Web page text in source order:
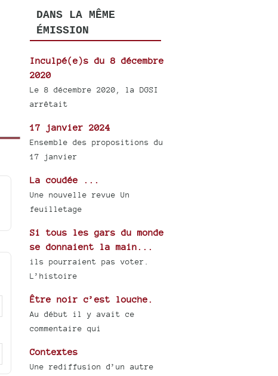
DANS LA MÊME
ÉMISSION
Inculpé(e)s du 8 décembre
2020
Le 8 décembre 2020, la DGSI
arrêtait
17 janvier 2024
Ensemble des propositions du
17 janvier
La coudée ...
Une nouvelle revue Un
feuilletage
Si tous les gars du monde
se donnaient la main...
ils pourraient pas voter.
L’histoire
Être noir c’est louche.
Au début il y avait ce
commentaire qui
Contextes
Une rediffusion d’un autre